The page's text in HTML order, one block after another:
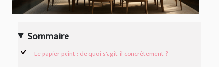
Sommaire
Le papier peint : de quoi s'agit-il concrètement ?